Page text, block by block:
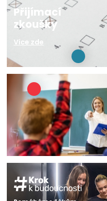
Přijímací
zkoušky
Více zde